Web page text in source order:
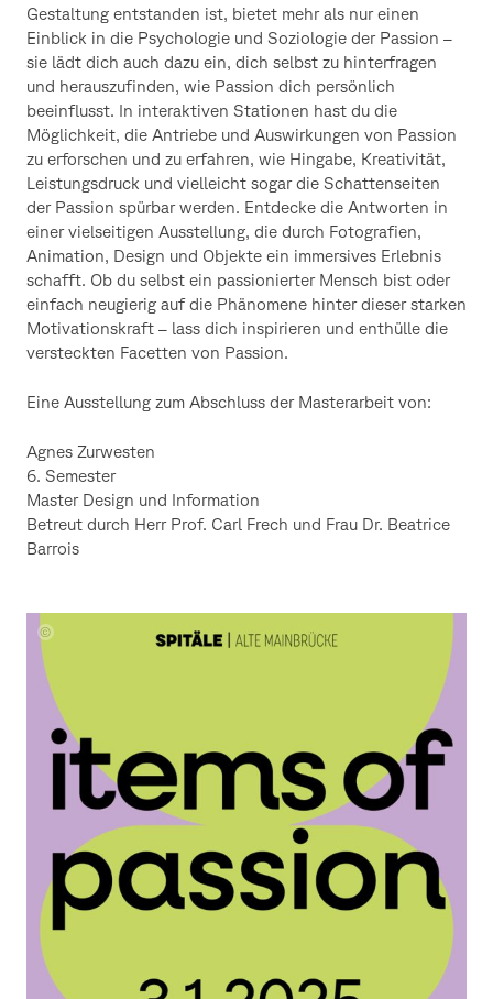
Gestaltung entstanden ist, bietet mehr als nur einen
Einblick in die Psychologie und Soziologie der Passion –
sie lädt dich auch dazu ein, dich selbst zu hinterfragen
und herauszufinden, wie Passion dich persönlich
beeinflusst. In interaktiven Stationen hast du die
Möglichkeit, die Antriebe und Auswirkungen von Passion
zu erforschen und zu erfahren, wie Hingabe, Kreativität,
Leistungsdruck und vielleicht sogar die Schattenseiten
der Passion spürbar werden. Entdecke die Antworten in
einer vielseitigen Ausstellung, die durch Fotografien,
Animation, Design und Objekte ein immersives Erlebnis
schafft. Ob du selbst ein passionierter Mensch bist oder
einfach neugierig auf die Phänomene hinter dieser starken
Motivationskraft – lass dich inspirieren und enthülle die
versteckten Facetten von Passion.
Eine Ausstellung zum Abschluss der Masterarbeit von:
Agnes Zurwesten
6. Semester
Master Design und Information
Betreut durch Herr Prof. Carl Frech und Frau Dr. Beatrice
Barrois
Agnes
Zurwesten